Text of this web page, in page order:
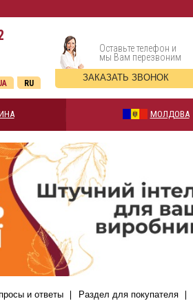
Оставьте телефон и
мы Вам перезвоним
ЗАКАЗАТЬ ЗВОНОК
RU
МОЛДОВА
и ответы Раздел для покупателя